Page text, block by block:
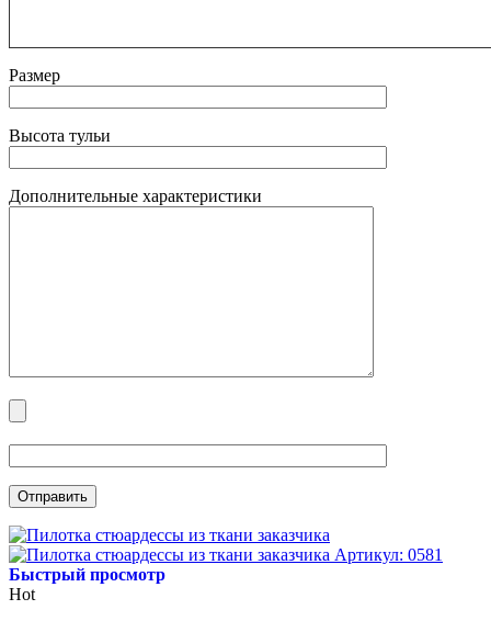
Размер
Высота тульи
Дополнительные характеристики
Артикул: 0581
Быстрый просмотр
Hot